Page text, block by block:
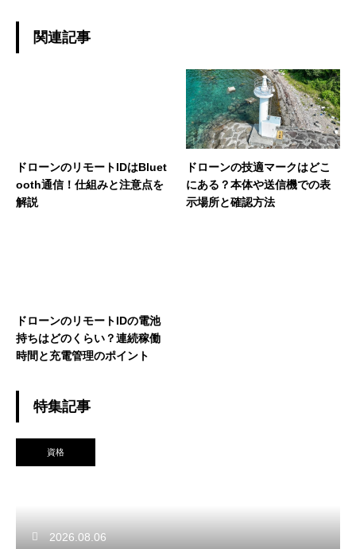
関連記事
ドローンのリモートIDはBluet
ooth通信！仕組みと注意点を
解説
ドローンの技適マークはどこ
にある？本体や送信機での表
示場所と確認方法
ドローンのリモートIDの電池
持ちはどのくらい？連続稼働
時間と充電管理のポイント
特集記事
資格
2026.08.06